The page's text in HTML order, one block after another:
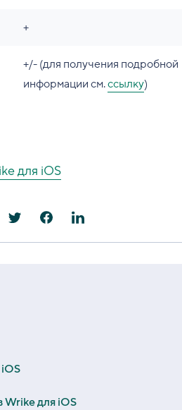
+
+/- (для получения подробной
информации см.ссылку)
для iOS
Wrike для iOS